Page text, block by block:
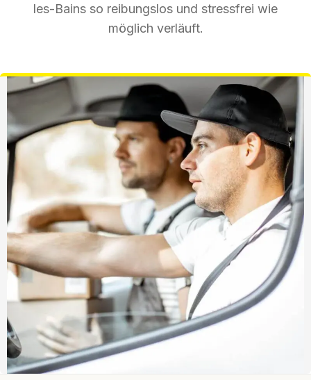
les-Bains so reibungslos und stressfrei wie
möglich verläuft.